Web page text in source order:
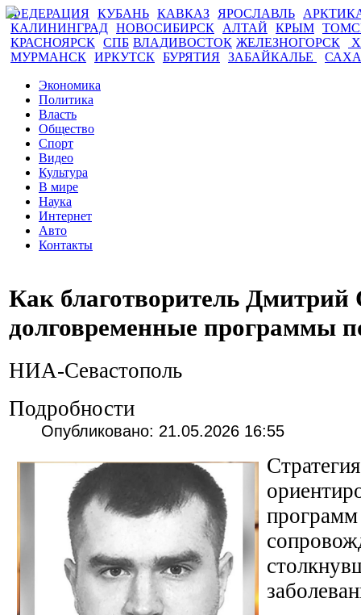
ФЕДЕРАЦИЯ КУБАНЬ КАВКАЗ ЯРОСЛАВЛЬ
КАЛИНИНГРАД НОВОСИБИРСК АЛТАЙ КРЫМ
КРАСНОЯРСК СПБ ВЛАДИВОСТОК ЖЕЛЕЗНОГОРСК
МУРМАНСК ИРКУТСК БУРЯТИЯ ЗАБАЙКАЛЬЕ САХА
Экономика
Политика
Власть
Общество
Спорт
Видео
Культура
В мире
Наука
Интернет
Авто
Контакты
Как благотворитель
долговременные программы
НИА-Севастополь
Подробности
Опубликовано: 21.05.2026 16:55
программ